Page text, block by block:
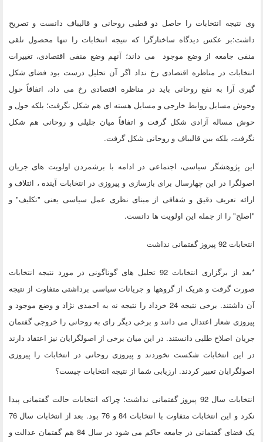
وی نتیجه انتخابات را حاصل دو قطبی روحانی و قالیباف دانست و تصریح
داشت:بر عکس دیدگاه ساختارگرا که نتیجه انتخابات را تنها محصول تلقی
منفی جامعه از وضع موجود می داند؛ آنهم وضع منفی اقتصادی، تغییرات
انتخابات در مناظره اقتصادی رخ نداد اگر آن تحلیل درست بود فضای شکل
گیری آرا به نفع روحانی باید در مناظره اقتصادی رخ می داد، اتفاقاً حول
وحوش مسایل روابط خارجی و مسایل هسته ای هم شکل نگرفت؛ بلکه حول و
حوش مساله آزادی شکل گرفت و اتفاقاً میان جلیلی و روحانی هم شکل
نگرفت، بلکه بین قالیباف و روحانی شکل گرفت.
این پ‍ژوهشگر سیاسی، اجتماعی در ادامه با برشمردن اولویت های جریان
اصولگرا در این چهارسال برای بازسازی و پیروزی در انتخابات آینده ، ائتلاف و
ارائه تعریف دقیق و شفافی از مبنای نظری عمل سیاسی یعنی "تکلیف" و
"اصلح" را از جمله این اولویت ها دانست.
انتخابات 92 پیروز گفتمانی نداشت
*بعد از برگزاری انتخابات 92 تحلیل های گوناگونی در مورد نتیجه انتخابات
صورت گرفت و هریک از گروهها و جریانات سیاسی برداشتی متفاوت از نتیجه
آن داشتند. برخی نتیجه 24 خرداد را نتیجه نه به احمدی نژاد و وضع موجود و
پیروزی شعار اعتدال می دانند و برخی دیگر رای به روحانی را خروجی گفتمان
جریان اصلاح طلبی دانستند. در این میان برخی از اصولگرایان نیز اعتقاد دارند
در این انتخابات شکست نخوردند و پیروزی روحانی در انتخابات را پیروزی
اصولگرایان تعبیر کردند. ارزیابی شما از نتیجه انتخابات چیست؟
انتخابات سال 92 پیروز گفتمانی نداشت؛ چراکه انتخابات حالت گفتمانی پیدا
نکرد و این انتخابات متفاوت با انتخابات 84 و 76 بود. بعد از انتخابات سال 76
یک فضای گفتمانی در جامعه حاکم می شود در سال 84 هم گفتمان عدالت و